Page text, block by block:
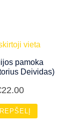
pamoka
Deividas)
22.00